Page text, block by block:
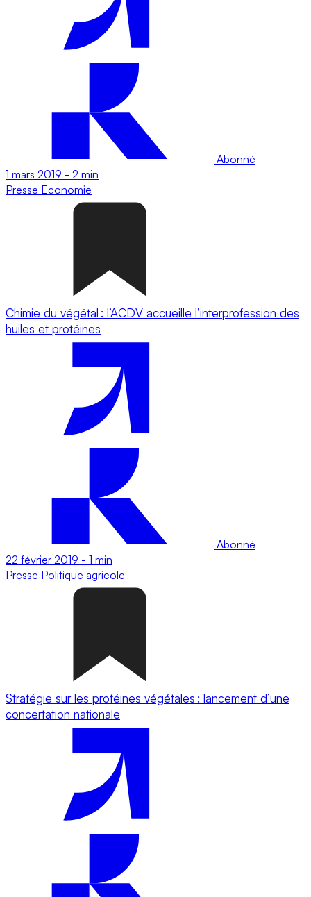
Abonné
1 mars 2019 - 2 min
Presse Economie
Chimie du végétal : l’ACDV accueille l’interprofession des
huiles et protéines
Abonné
22 février 2019 - 1 min
Presse Politique agricole
Stratégie sur les protéines végétales : lancement d’une
concertation nationale